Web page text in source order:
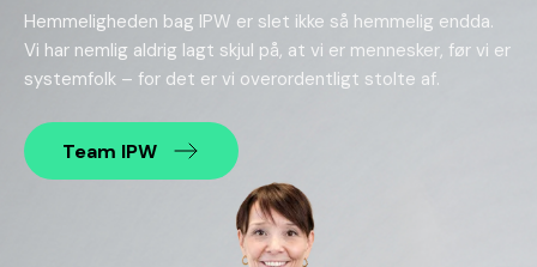
Hemmeligheden bag IPW er slet ikke så hemmelig endda.
Vi har nemlig aldrig lagt skjul på, at vi er mennesker, før vi er
systemfolk – for det er vi overordentligt stolte af.
Team IPW